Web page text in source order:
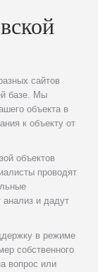
сайтов
базе. Мы
объекта в
к объекту от
объектов
проводят
анализ и дадут
в режиме
собственного
вопрос или